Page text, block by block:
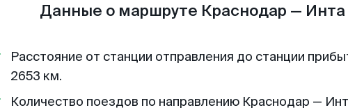
Данные о маршруте Краснодар — Инта
Расстояние от станции отправления до станции
2653 км.
Количество поездов по направлению Краснодар —